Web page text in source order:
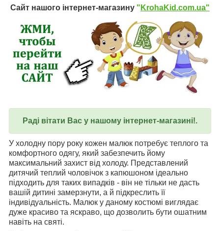
Сайт нашого інтернет-магазину " KrohaKid.com.ua"
Раді вітати Вас у нашому інтернет-магазині!.
У холодну пору року кожен малюк потребує теплого та
комфортного одягу, який забезпечить йому
максимальний захист від холоду. Представлений
дитячий теплий чоловічок з капюшоном ідеально
підходить для таких випадків - він не тільки не дасть
вашій дитині замерзнути, а й підкреслить її
індивідуальність. Малюк у даному костюмі виглядає
дуже красиво та яскраво, що дозволить бути ошатним
навіть на святі.